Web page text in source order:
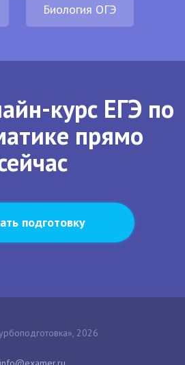
Биология ОГЭ
курс ЕГЭ по
прямо
подготовку
2026